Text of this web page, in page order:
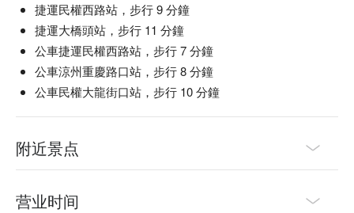
捷運民權西路站，步行 9 分鐘
捷運大橋頭站，步行 11 分鐘
公車捷運民權西路站，步行 7 分鐘
公車涼州重慶路口站，步行 8 分鐘
公車民權大龍街口站，步行 10 分鐘
附近景点
营业时间